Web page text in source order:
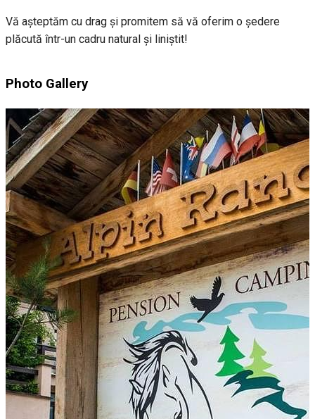
Vă așteptăm cu drag și promitem să vă oferim o ședere
plăcută într-un cadru natural și liniștit!
Photo Gallery